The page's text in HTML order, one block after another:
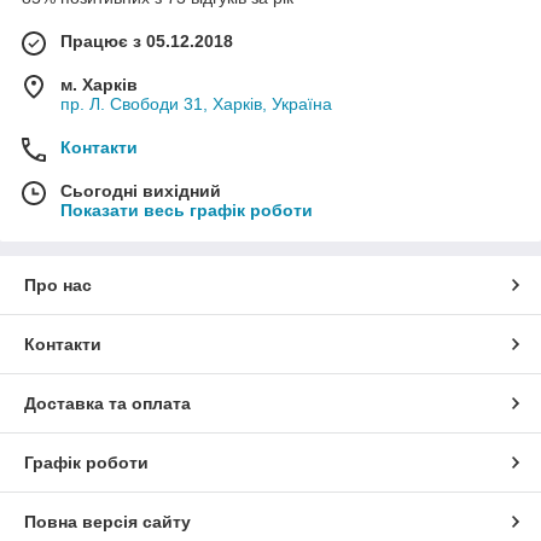
Працює з 05.12.2018
м. Харків
пр. Л. Свободи 31, Харків, Україна
Контакти
Сьогодні вихідний
Показати весь графік роботи
Про нас
Контакти
Доставка та оплата
Графік роботи
Повна версія сайту